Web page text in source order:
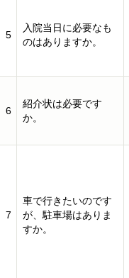
5
入院当日に必要なも
のはありますか。
6
紹介状は必要です
か。
7
車で行きたいのです
が、駐車場はありま
すか。